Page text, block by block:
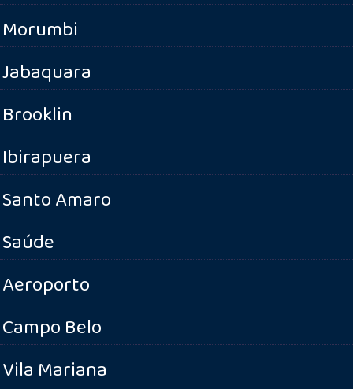
Morumbi
Jabaquara
Brooklin
Ibirapuera
Santo Amaro
Saúde
Aeroporto
Campo Belo
Vila Mariana